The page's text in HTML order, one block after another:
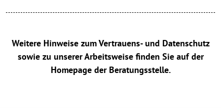
Weitere Hinweise zum Vertrauens- und Datenschutz
sowie zu unserer Arbeitsweise finden Sie auf der
Homepage der Beratungsstelle.